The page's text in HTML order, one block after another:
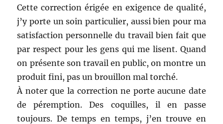
Cette correction érigée en exigence de qualité,
j’y porte un soin particulier, aussi bien pour ma
satisfaction personnelle du travail bien fait que
par respect pour les gens qui me lisent. Quand
on présente son travail en public, on montre un
produit fini, pas un brouillon mal torché.
À noter que la correction ne porte aucune date
de péremption. Des coquilles, il en passe
toujours. De temps en temps, j’en trouve en